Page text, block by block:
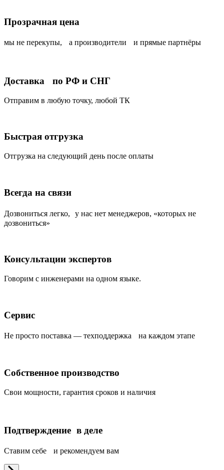
Прозрачная цена
мы не перекупы, а производители и прямые партнёры
Доставка по РФ и СНГ
Отправим в любую точку, любой ТК
Быстрая отгрузка
Отгрузка на следующий день после оплаты
Всегда на связи
Дозвониться легко, у нас нет менеджеров, «которых не
дозвониться»
Консультации экспертов
Говорим с инженерами на одном языке.
Сервис
Не просто поставка — техподдержка на каждом этапе
Собственное производство
Свои мощности, гарантия сроков и наличия
Подтверждение в деле
Ставим себе и рекомендуем вам